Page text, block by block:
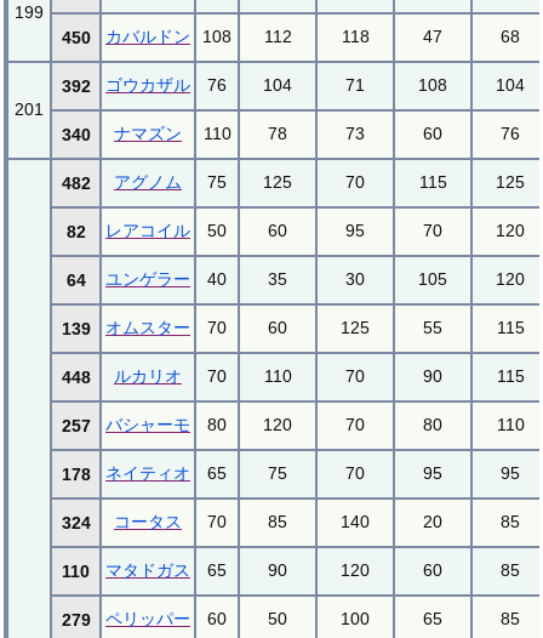
199
450 カバルドン 108 112 118 47 68
201
392 ゴウカザル 76 104 71 108 104
340 ナマズン 110 78 73 60 76
482 アグノム 75 125 70 115 125
82 レアコイル 50 60 95 70 120
64 ユンゲラー 40 35 30 105 120
139 オムスター 70 60 125 55 115
448 ルカリオ 70 110 70 90 115
257 バシャーモ 80 120 70 80 110
178 ネイティオ 65 75 70 95 95
324 コータス 70 85 140 20 85
110 マタドガス 65 90 120 60 85
279 ペリッパー 60 50 100 65 85